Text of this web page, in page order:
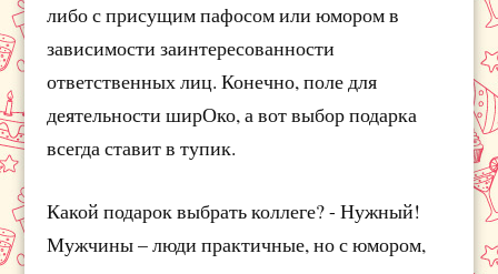
либо с присущим пафосом или юмором в
зависимости заинтересованности
ответственных лиц. Конечно, поле для
деятельности ширОко, а вот выбор подарка
всегда ставит в тупик.
Какой подарок выбрать коллеге? - Нужный!
Мужчины – люди практичные, но с юмором,